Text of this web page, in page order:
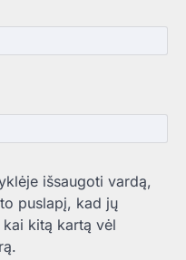
išsaugoti vardą,
puslapį, kad jų
kitą kartą vėl